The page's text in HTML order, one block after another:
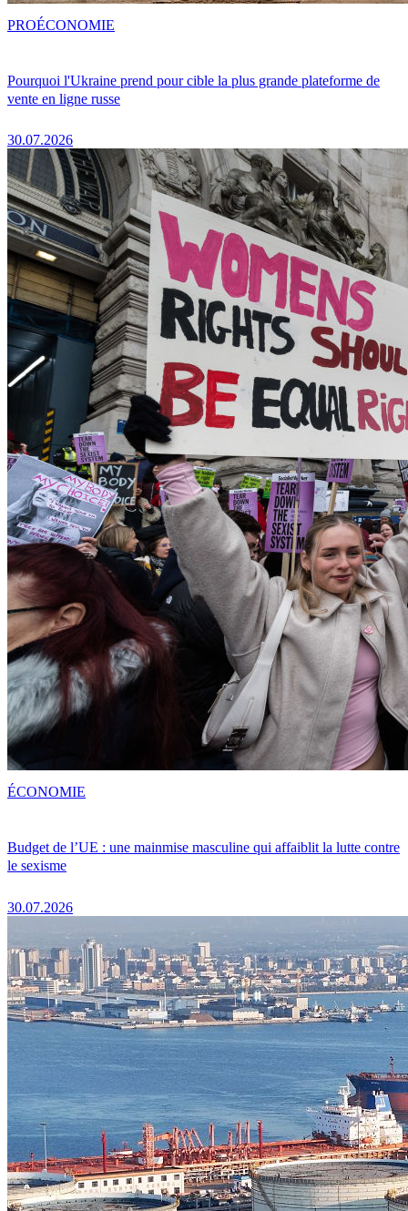
Pourquoi l'Ukraine prend pour cible la plus grande plateforme de
vente en ligne russe
30.07.2026
PROÉCONOMIE
Budget de l’UE : une mainmise masculine qui affaiblit la lutte contre
le sexisme
30.07.2026
ÉCONOMIE